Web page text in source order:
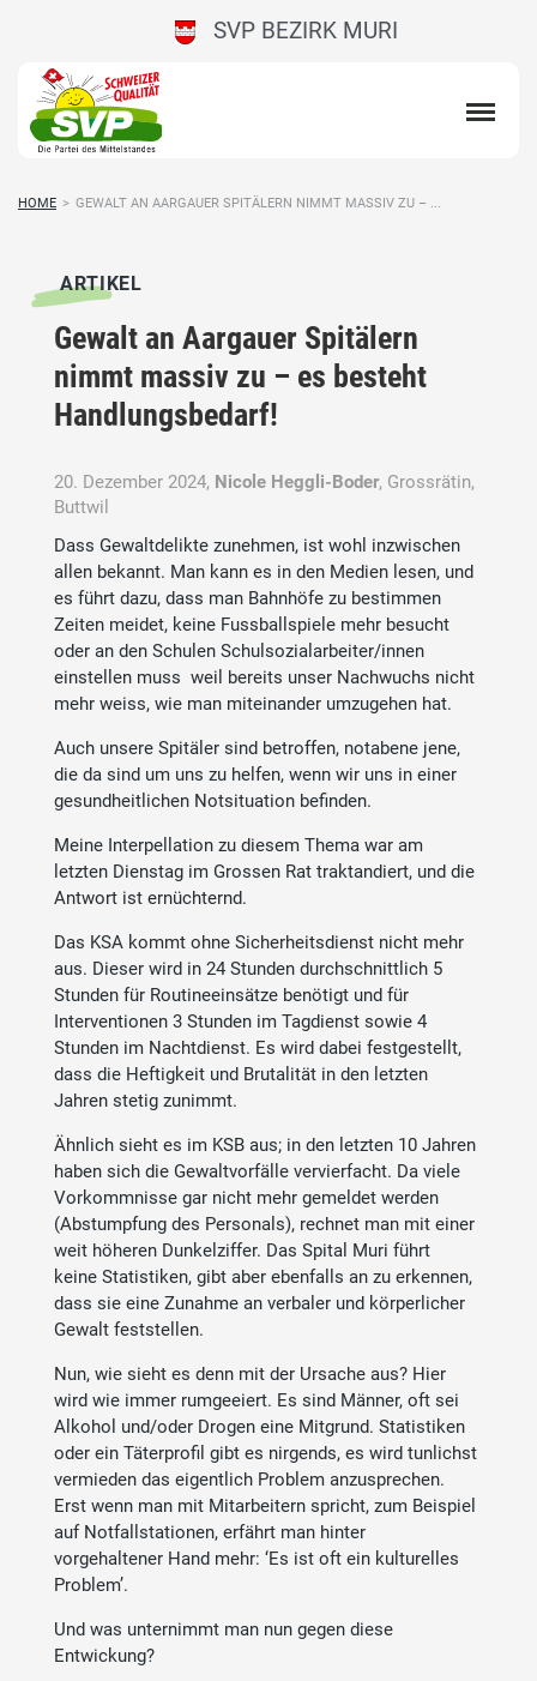
SVP BEZIRK MURI
HOME > GEWALT AN AARGAUER SPITÄLERN NIMMT MASSIV ZU – ...
ARTIKEL
Gewalt an Aargauer Spitälern
nimmt massiv zu – es besteht
Handlungsbedarf!
20. Dezember 2024, Nicole Heggli-Boder, Grossrätin,
Buttwil
Dass Gewaltdelikte zunehmen, ist wohl inzwischen
allen bekannt. Man kann es in den Medien lesen, und
es führt dazu, dass man Bahnhöfe zu bestimmen
Zeiten meidet, keine Fussballspiele mehr besucht
oder an den Schulen Schulsozialarbeiter/innen
einstellen muss weil bereits unser Nachwuchs nicht
mehr weiss, wie man miteinander umzugehen hat.
Auch unsere Spitäler sind betroffen, notabene jene,
die da sind um uns zu helfen, wenn wir uns in einer
gesundheitlichen Notsituation befinden.
Meine Interpellation zu diesem Thema war am
letzten Dienstag im Grossen Rat traktandiert, und die
Antwort ist ernüchternd.
Das KSA kommt ohne Sicherheitsdienst nicht mehr
aus. Dieser wird in 24 Stunden durchschnittlich 5
Stunden für Routineeinsätze benötigt und für
Interventionen 3 Stunden im Tagdienst sowie 4
Stunden im Nachtdienst. Es wird dabei festgestellt,
dass die Heftigkeit und Brutalität in den letzten
Jahren stetig zunimmt.
Ähnlich sieht es im KSB aus; in den letzten 10 Jahren
haben sich die Gewaltvorfälle vervierfacht. Da viele
Vorkommnisse gar nicht mehr gemeldet werden
(Abstumpfung des Personals), rechnet man mit einer
weit höheren Dunkelziffer. Das Spital Muri führt
keine Statistiken, gibt aber ebenfalls an zu erkennen,
dass sie eine Zunahme an verbaler und körperlicher
Gewalt feststellen.
Nun, wie sieht es denn mit der Ursache aus? Hier
wird wie immer rumgeeiert. Es sind Männer, oft sei
Alkohol und/oder Drogen eine Mitgrund. Statistiken
oder ein Täterprofil gibt es nirgends, es wird tunlichst
vermieden das eigentlich Problem anzusprechen.
Erst wenn man mit Mitarbeitern spricht, zum Beispiel
auf Notfallstationen, erfährt man hinter
vorgehaltener Hand mehr: ‘Es ist oft ein kulturelles
Problem’.
Und was unternimmt man nun gegen diese
Entwickung?